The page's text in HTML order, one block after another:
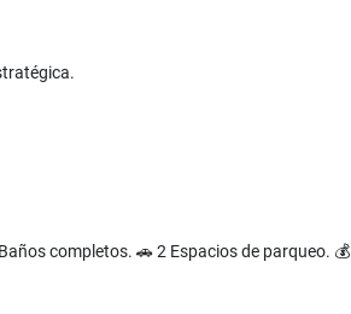
completos. 🚗 2 Espacios de parqueo. 💰